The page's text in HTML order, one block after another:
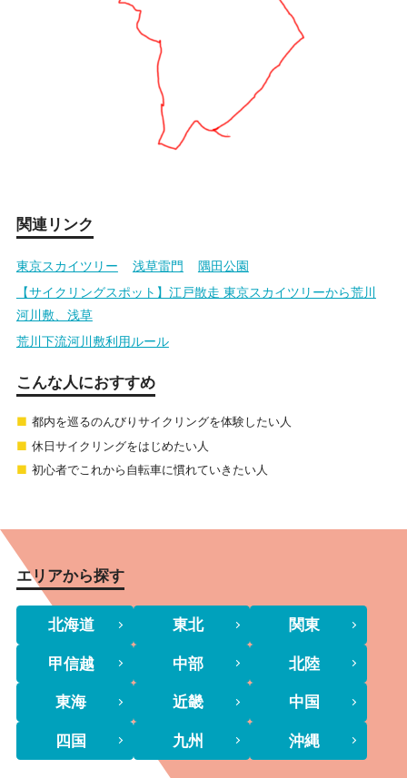
関連リンク
東京スカイツリー 浅草雷門
隅田公園
【サイクリングスポット】江戸散走 東京スカイツリーから荒川
河川敷、浅草
荒川下流河川敷利用ルール
こんな人におすすめ
都内を巡るのんびりサイクリングを体験したい人
休日サイクリングをはじめたい人
初心者でこれから自転車に慣れていきたい人
エリアから探す
北海道 東北 関東
甲信越 中部 北陸
東海 近畿 中国
四国 九州 沖縄